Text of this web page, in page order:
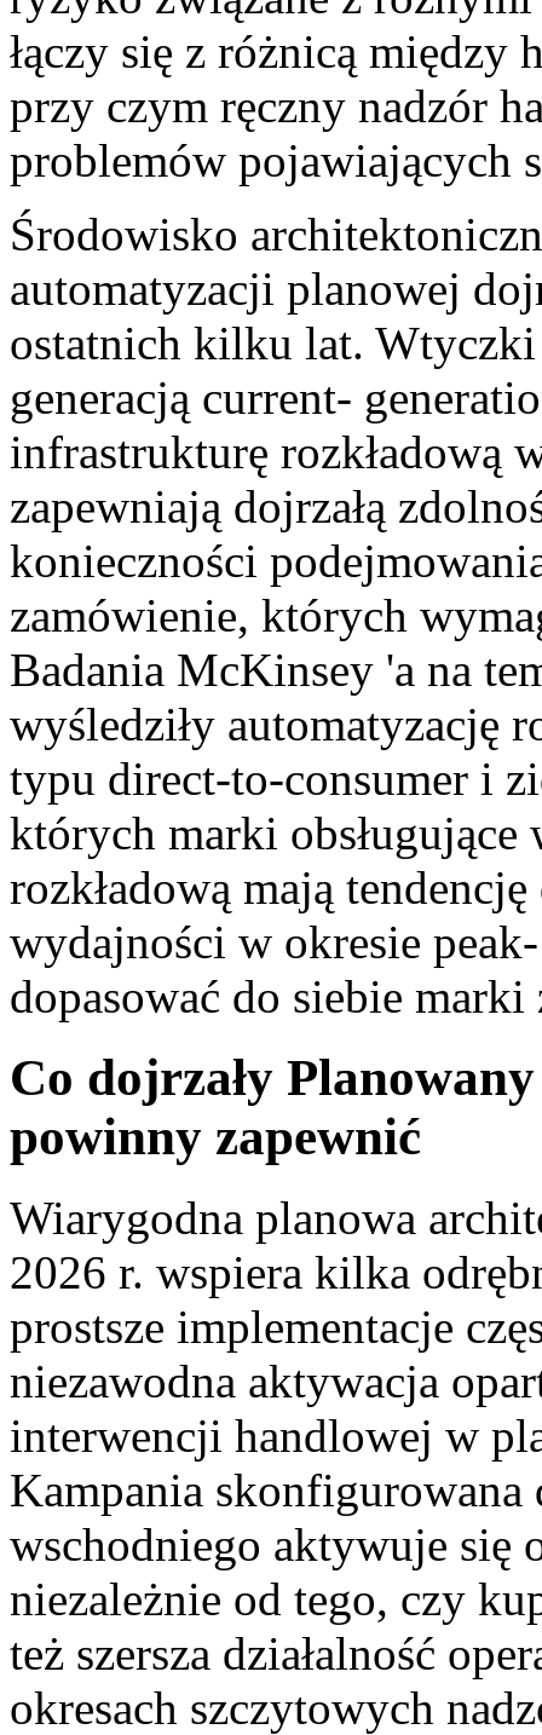
łączy się z różnicą między
przy czym ręczny nadzór
problemów pojawiających
Środowisko
automatyzacji planowej
ostatnich kilku lat.
generacją current-
infrastrukturę rozkładową
zapewniają dojrzałą
konieczności
zamówienie, których
Badania McKinsey 'a na
wyśledziły automatyzację
typu direct-to-consumer i
których marki
rozkładową mają
wydajności w okresie
dopasować do siebie
Co dojrzały
powinny zapewnić
Wiarygodna planowa
2026 r. wspiera kilka
prostsze implementacje
niezawodna aktywacja
interwencji handlowej w
Kampania skonfigurowana
wschodniego aktywuje się
niezależnie od tego, czy
też szersza działalność
okresach szczytowych